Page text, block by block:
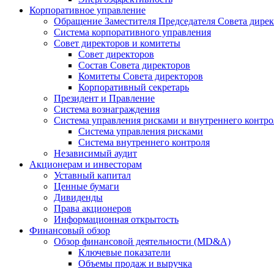
Корпоративное управление
Обращение Заместителя Председателя Совета
Система корпоративного управления
Совет директоров и комитеты
Совет директоров
Состав Совета директоров
Комитеты Совета директоров
Корпоративный секретарь
Президент и Правление
Система вознаграждения
Система управления рисками и внутреннего
Система управления рисками
Система внутреннего контроля
Независимый аудит
Акционерам и инвесторам
Уставный капитал
Ценные бумаги
Дивиденды
Права акционеров
Информационная открытость
Финансовый обзор
Обзор финансовой деятельности (MD&A)
Ключевые показатели
Объемы продаж и выручка